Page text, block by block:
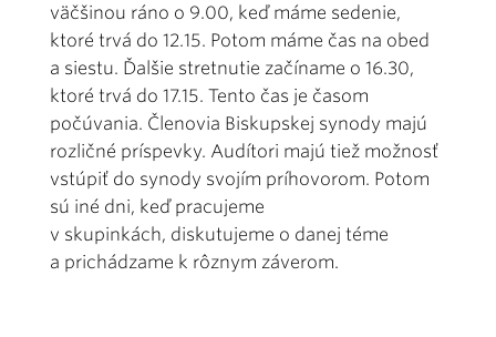
väčšinou ráno o 9.00, keď máme sedenie,
ktoré trvá do 12.15. Potom máme čas na obed
a siestu. Ďalšie stretnutie začíname o 16.30,
ktoré trvá do 17.15. Tento čas je časom
počúvania. Členovia Biskupskej synody majú
rozličné príspevky. Audítori majú tiež možnosť
vstúpiť do synody svojím príhovorom. Potom
sú iné dni, keď pracujeme
v skupinkách, diskutujeme o danej téme
a prichádzame k rôznym záverom.